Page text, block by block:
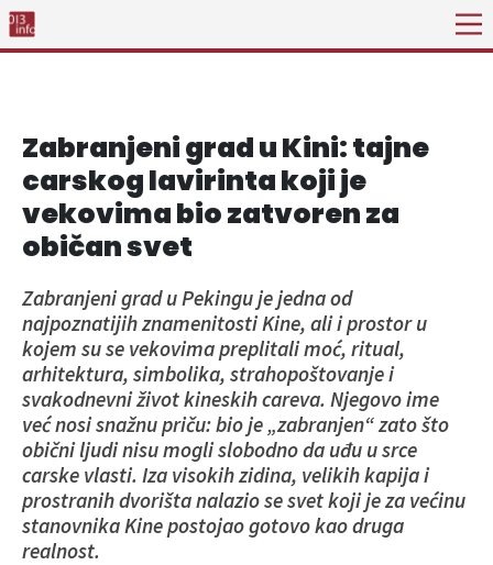
Zabranjeni grad u Kini: tajne
carskog lavirinta koji je
vekovima bio zatvoren za
običan svet
Zabranjeni grad u Pekingu je jedna od
najpoznatijih znamenitosti Kine, ali i prostor u
kojem su se vekovima preplitali moć, ritual,
arhitektura, simbolika, strahopoštovanje i
svakodnevni život kineskih careva. Njegovo ime
već nosi snažnu priču: bio je „zabranjen“ zato što
obični ljudi nisu mogli slobodno da uđu u srce
carske vlasti. Iza visokih zidina, velikih kapija i
prostranih dvorišta nalazio se svet koji je za većinu
stanovnika Kine postojao gotovo kao druga
realnost.